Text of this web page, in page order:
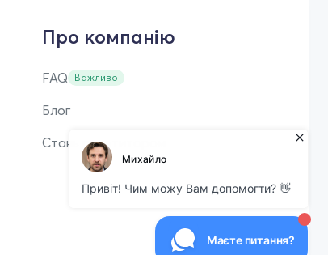
Про компанію
FAQ Важливо
Блог
Стань репетитором